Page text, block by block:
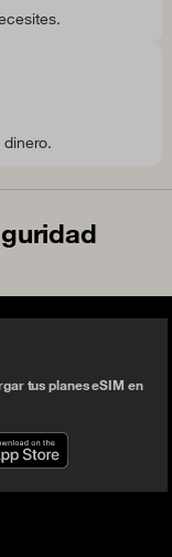
tus planes eSIM en